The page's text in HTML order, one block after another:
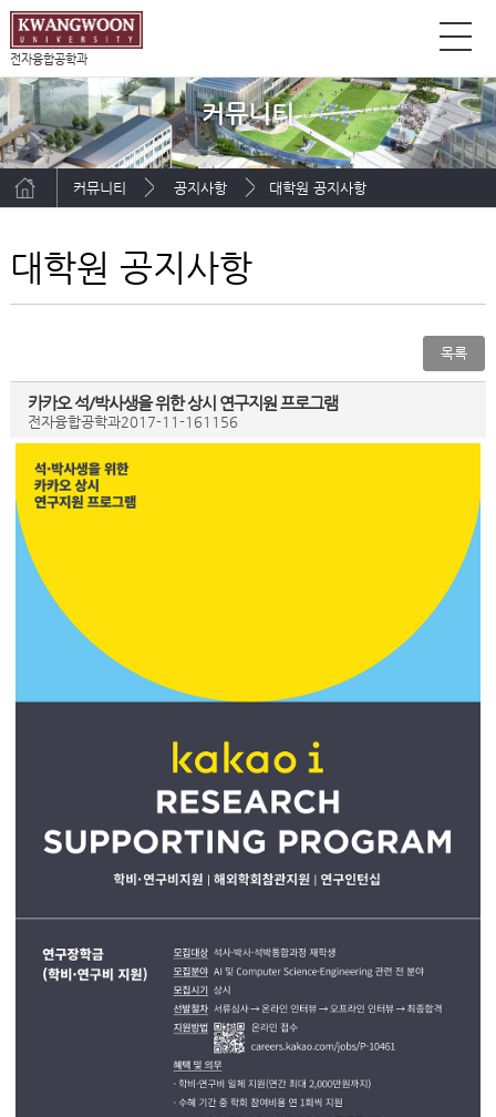
전자융합공학과
커뮤니티
커뮤니티 공지사항 대학원 공지사항
대학원 공지사항
목록
카카오 석/박사생을 위한 상시 연구지원 프로그램
전자융합공학과2017-11-16 1156